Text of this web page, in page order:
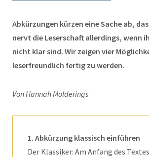
Abkürzungen kürzen eine Sache ab,
nervt die Leserschaft allerdings, wenn
nicht klar sind. Wir zeigen vier
leserfreundlich fertig zu werden.
Von Hannah Molderings
1. Abkürzung klassisch einführen
Der Klassiker: Am Anfang des